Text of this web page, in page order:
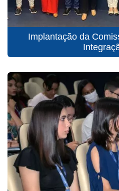
Implantação da